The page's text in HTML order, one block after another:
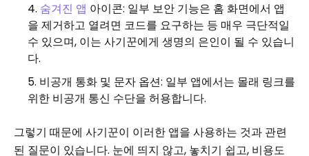
숨겨진 앱 아이콘: 일부 보안 기능은 홈 화면에서 앱
을 제거하고 열려면 코드를 요구하는 등 매우 극단적일
수 있으며, 이는 사기꾼에게 생명의 은인이 될 수 있습니
다.
비공개 통화 및 문자 옵션: 일부 앱에서는 몰래 링크를
위한 비공개 통신 수단을 허용합니다.
그렇기 때문에 사기꾼이 이러한 앱을 사용하는 것과 관련
된 질문이 있습니다. 눈에 띄지 않고, 놓치기 쉽고, 비용도